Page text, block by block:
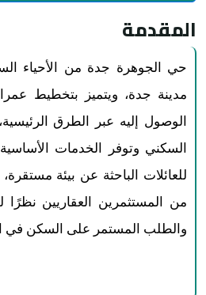
المقدمة
حي الجوهرة جدة من الأحياء السكنية الحديثة في جنوب
مدينة جدة، ويتميز بتخطيط
الوصول إليه عبر الطرق
السكني وتوفر الخدمات
للعائلات الباحثة عن بيئة
من المستثمرين العقاريين نظرًا
والطلب المستمر على السكن في